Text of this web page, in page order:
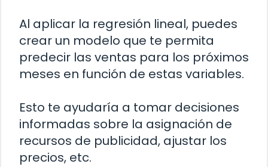
Al aplicar la regresión lineal, puedes
crear un modelo que te permita
predecir las ventas para los próximos
meses en función de estas variables.
Esto te ayudaría a tomar decisiones
informadas sobre la asignación de
recursos de publicidad, ajustar los
precios, etc.